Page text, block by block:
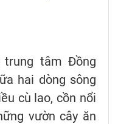
tâm Đồng
hai dòng sông
cù lao, cồn nổi
vườn cây ăn